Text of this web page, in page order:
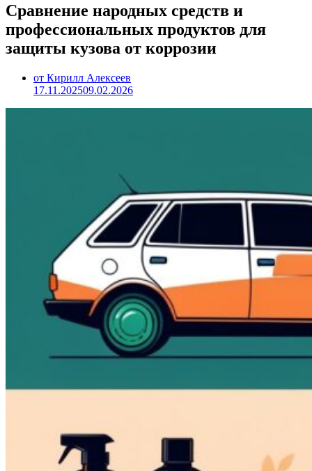
Сравнение народных средств и
профессиональных продуктов для
защиты кузова от коррозии
от Кирилл Алексеев
17.11.202509.02.2026